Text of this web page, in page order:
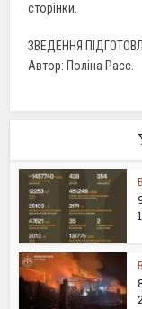
сторінки.
ЗВЕДЕННЯ
Автор: Поліна Расс.